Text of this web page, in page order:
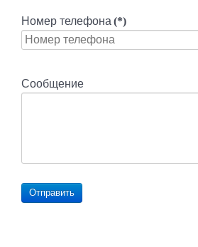
Номер телефона (*)
Сообщение
Отправить